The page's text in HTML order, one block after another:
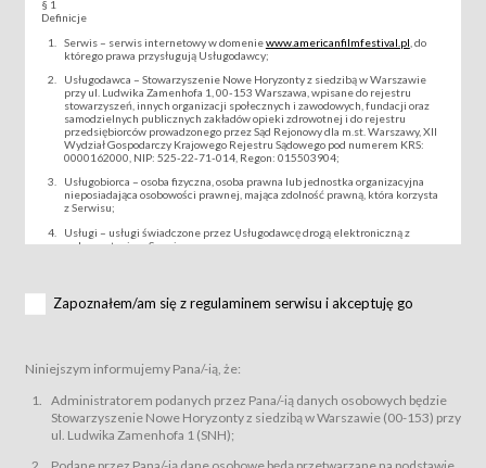
§ 1
Definicje
Serwis – serwis internetowy w domeniewww.americanfilmfestival.pl , do
którego prawa przysługują Usługodawcy;
Usługodawca – Stowarzyszenie Nowe Horyzonty z siedzibą w Warszawie
przy ul. Ludwika Zamenhofa 1, 00-153 Warszawa, wpisane do rejestru
stowarzyszeń, innych organizacji społecznych i zawodowych, fundacji oraz
samodzielnych publicznych zakładów opieki zdrowotnej i do rejestru
przedsiębiorców prowadzonego przez Sąd Rejonowy dla m.st. Warszawy, XII
Wydział Gospodarczy Krajowego Rejestru Sądowego pod numerem KRS:
0000162000, NIP: 525-22-71-014, Regon: 015503904;
Usługobiorca – osoba fizyczna, osoba prawna lub jednostka organizacyjna
nieposiadająca osobowości prawnej, mająca zdolność prawną, która korzysta
z Serwisu;
Usługi – usługi świadczone przez Usługodawcę drogą elektroniczną z
wykorzystaniem Serwisu;
za pośrednictwem Serwisu;
podmiotom z branży mediów i filmowej (Akredytacje);
Bilety – wybrane dokumenty potwierdzające zawarcie umowy z
Usługodawcą i uprawniające do wzięcia udziału w Wydarzeniu,
przewidziane przez Usługodawcę dla danego Wydarzenia, tj. uprawniające
do uczestnictwa w wielu albo w pojedynczych seansach filmowych,
Zapoznałem/am się z regulaminem serwisu i akceptuję go
Niniejszym informujemy Pana/-ią, że:
Administratorem podanych przez Pana/-ią danych osobowych będzie
Stowarzyszenie Nowe Horyzonty z siedzibą w Warszawie (00-153) przy
ul. Ludwika Zamenhofa 1 (SNH);